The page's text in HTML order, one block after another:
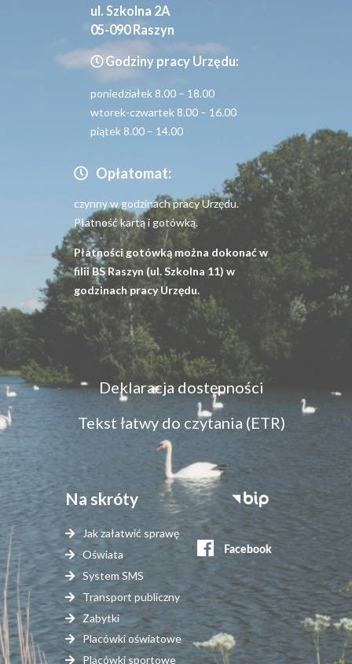
ul. Szkolna 2A
05-090 Raszyn
Godziny pracy Urzędu:
poniedziałek 8.00 – 18.00
wtorek-czwartek 8.00 – 16.00
piątek 8.00 – 14.00
Opłatomat:
czynny w godzinach pracy Urzędu.
Płatność kartą i gotówką.
Płatności gotówką można dokonać w
filii BS Raszyn (ul. Szkolna 11) w
godzinach pracy Urzędu.
Menu
dostępność
Deklaracja dostępności
Tekst łatwy do czytania (ETR)
Na skróty
Jak załatwić sprawę
Oświata
System SMS
Transport publiczny
Zabytki
Placówki oświatowe
Placówki sportowe
Stopka
serwisy
zewnętrzne